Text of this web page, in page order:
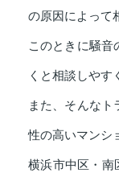
の原因によって
このときに騒音
くと相談しやす
また、そんなト
性の高いマンシ
横浜市中区・南